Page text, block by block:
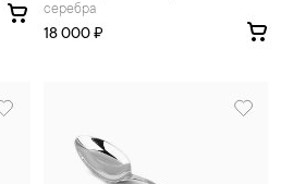
серебра
18 000 ₽